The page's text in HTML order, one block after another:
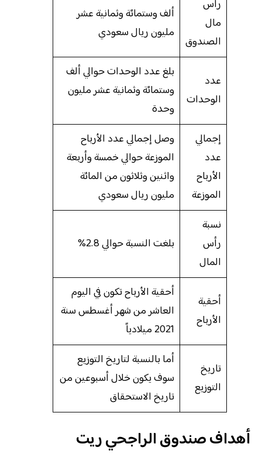
رأس
مال
الصندوق
ألف وستمائة وثمانية عشر
مليون ريال سعودي
عدد
الوحدات
بلغ عدد الوحدات حوالي ألف
وستمائة وثمانية عشر مليون
وحدة
إجمالي
عدد
الأرباح
الموزعة
وصل إجمالي عدد الأرباح
الموزعة حوالي خمسة وأربعة
واثنين وثلاثون من المائة
مليون ريال سعودي
نسبة
رأس
المال
بلغت النسبة حوالي 2.8%
أحقية
الأرباح
أحقية الأرباح تكون في اليوم
العاشر من شهر أغسطس سنة
2021 ميلادياً
تاريخ
التوزيع
أما بالنسبة لتاريخ التوزيع
سوف يكون خلال أسبوعين من
تاريخ الاستحقاق
أهداف صندوق الراجحي ريت